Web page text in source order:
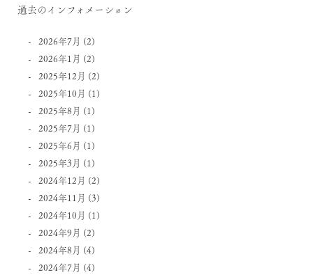
過去のインフォメーション
2026年7月 (2)
2026年1月 (2)
2025年12月 (2)
2025年10月 (1)
2025年8月 (1)
2025年7月 (1)
2025年6月 (1)
2025年3月 (1)
2024年12月 (2)
2024年11月 (3)
2024年10月 (1)
2024年9月 (2)
2024年8月 (4)
2024年7月 (4)